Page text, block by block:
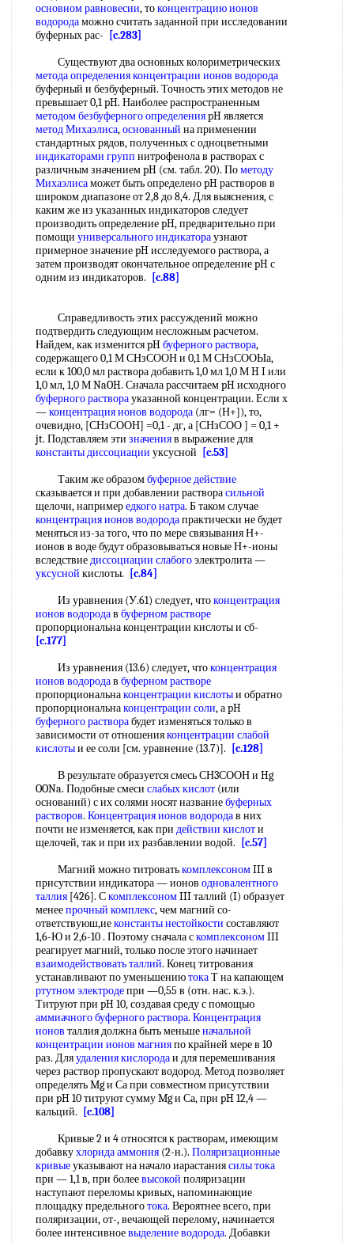
основном равновесии, токонцентрацию ионов
водородаможно считать заданной при исследовании
буферных рас-
[c.283]
Существуют два основных колориметрических
метода определения концентрации ионов водорода
буферный и безбуферный. Точность этих методов не
превышает 0,1 pH. Наиболее распространенным
методом безбуферного определенияpH является
метод Михаэлиса,основанный на применении
стандартных рядов, полученных с одноцветными
индикаторами групп нитрофенола в растворах с
различным значением pH (см. табл. 20). Пометоду
Михаэлисаможет быть определено pH растворов в
широком диапазоне от 2,8 до 8,4. Для выяснения, с
каким же из указанных индикаторов следует
производить определение pH, предварительно при
помощи универсального индикатораузнают
примерное значение pH исследуемого раствора, а
затем производят окончательное определение pH с
одним из индикаторов.
[c.88]
Справедливость этих рассуждений можно
подтвердить следующим несложным расчетом.
Найдем, как изменится pHбуферного раствора,
содержащего 0,1 М СНзСООН и 0,1 М СНзСООЫа,
если к 100,0 мл раствора добавить 1,0 мл 1,0 М H I или
1,0 мл, 1,0 М NaOH. Сначала рассчитаем pH исходного
буферного растворауказанной концентрации. Если х
—концентрация ионов водорода (лг= (Н+]), то,
очевидно, [СНзСООН] =0,1 - дг, а [СНзСОО ] = 0,1 +
jt. Подставляем эти значенияв выражение для
константы диссоциации уксусной
[c.53]
Таким же образомбуферное действие
сказывается и при добавлении растворасильной
щелочи, напримередкого натра. Б таком случае
концентрация ионов водородапрактически не будет
меняться из-за того, что по мере связывания Н+-
ионов в воде будут образовываться новые Н+-ионы
вследствиедиссоциации слабогоэлектролита —
уксусной кислоты.
[c.84]
Из уравнения (У.61) следует, чтоконцентрация
ионов водородав буферном растворе
пропорциональна концентрации кислоты и сб-
[c.177]
Из уравнения (13.6) следует, чтоконцентрация
ионов водородав буферном растворе
пропорциональнаконцентрации кислотыи обратно
пропорциональнаконцентрации соли, а pH
буферного растворабудет изменяться только в
зависимости от отношенияконцентрации слабой
кислотыи ее соли [см. уравнение (13.7)].
[c.128]
В результате образуется смесь СН3СООН и Hg
OONa. Подобные смеси слабых кислот (или
оснований) с их солями носят названиебуферных
растворов. Концентрация ионов водородав них
почти не изменяется, как при действии кислоти
щелочей, так и при их разбавлении водой.
[c.57]
Магний можно титроватькомплексономIII в
присутствии индикатора — ионов одновалентного
таллия [426]. СкомплексономIII таллий (I) образует
менеепрочный комплекс, чем магний со-
ответствуюш,иеконстанты нестойкости составляют
1,6-Ю и 2,6-10 . Поэтому сначала скомплексономIII
реагирует магний, только после этого начинает
взаимодействовать таллий. Конец титрования
устанавливают по уменьшениютокаТ на капающем
ртутном электродепри —0,55 в (отн. нас. к.э.).
Титруют при pH 10, создавая среду с помощью
аммиачного буферного раствора. Концентрация
ионов таллия должна быть меньшеначальной
концентрации ионов магнияпо крайней мере в 10
раз. Дляудаления кислородаи для перемешивания
через раствор пропускают водород. Метод позволяет
определять Mg и Са при совместном присутствии
при pH 10 титруют сумму Mg и Са, при pH 12,4 —
кальций.
[c.108]
Кривые 2 и 4 относятся к растворам, имеющим
добавкухлорида аммония (2-н.). Поляризационные
кривыеуказывают на начало иарастаниясилы тока
при — 1,1 в, при болеевысокой поляризации
наступают переломы кривых, напоминающие
площадку предельноготока. Вероятнее всего, при
поляризации, от-, вечающей перелому, начинается
более интенсивноевыделение водорода. Добавки